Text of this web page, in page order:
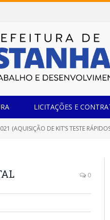
LICITAÇÕES E
(AQUISIÇÃO DE KIT’S TESTE
0